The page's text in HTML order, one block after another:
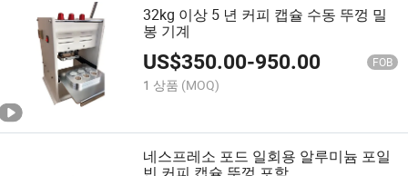
32kg 이상 5 년 커피 캡슐 수동 뚜껑 밀
봉 기계
US$350.00-950.00 FOB
1 상품 (MOQ)
네스프레소 포드 일회용 알루미늄 포일